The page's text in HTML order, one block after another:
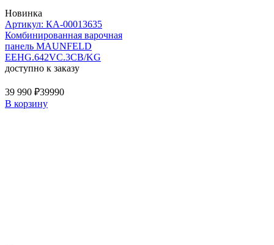
Новинка
Артикул: КА-00013635
Комбинированная варочная
панель MAUNFELD
EEHG.642VC.3CB/KG
доступно к заказу
39 990 ₽39990
В корзину